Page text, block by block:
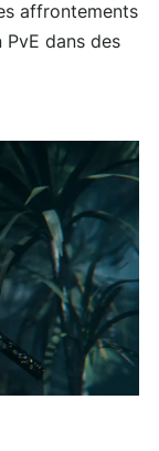
affrontements
PvE dans des